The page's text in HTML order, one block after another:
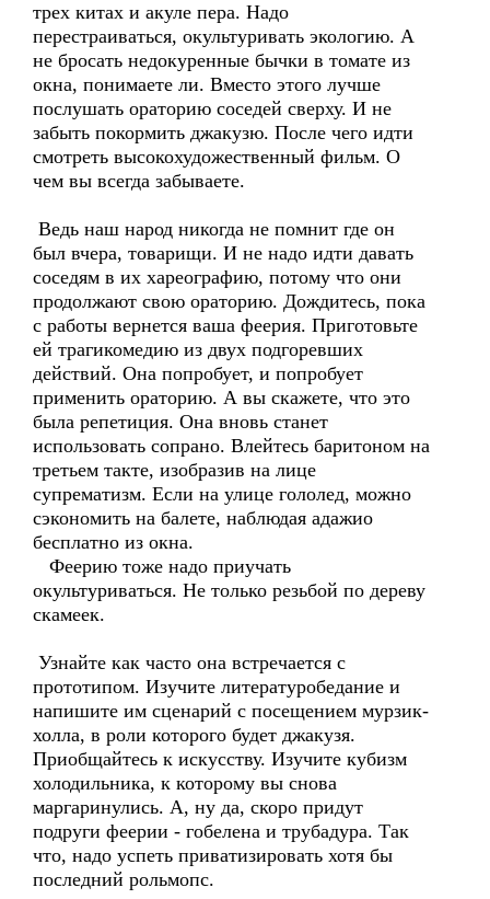
трех китах и акуле пера. Надо
перестраиваться, окультуривать экологию. А
не бросать недокуренные бычки в томате из
окна, понимаете ли. Вместо этого лучше
послушать ораторию соседей сверху. И не
забыть покормить джакузю. После чего идти
смотреть высокохудожественный фильм. О
чем вы всегда забываете.
Ведь наш народ никогда не помнит где он
был вчера, товарищи. И не надо идти давать
соседям в их хареографию, потому что они
продолжают свою ораторию. Дождитесь, пока
с работы вернется ваша феерия. Приготовьте
ей трагикомедию из двух подгоревших
действий. Она попробует, и попробует
применить ораторию. А вы скажете, что это
была репетиция. Она вновь станет
использовать сопрано. Влейтесь баритоном на
третьем такте, изобразив на лице
супрематизм. Если на улице гололед, можно
сэкономить на балете, наблюдая адажио
бесплатно из окна.
Феерию тоже надо приучать
окультуриваться. Не только резьбой по дереву
скамеек.
Узнайте как часто она встречается с
прототипом. Изучите литературобедание и
напишите им сценарий с посещением мурзик-
холла, в роли которого будет джакузя.
Приобщайтесь к искусству. Изучите кубизм
холодильника, к которому вы снова
маргаринулись. А, ну да, скоро придут
подруги феерии - гобелена и трубадура. Так
что, надо успеть приватизировать хотя бы
последний рольмопс.